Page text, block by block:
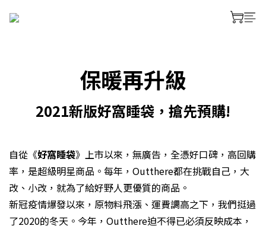
next
保暖再升級
2021新版好窩睡袋，搶先預購!
自從《好窩睡袋》上市以來，無廣告，全憑好口碑，高回購
率，是超級明星商品。每年，Outthere都在挑戰自己，大
改、小改，就為了給好野人更優質的商品。
新冠疫情爆發以來，原物料飛漲、運費調高之下，我們挺過
了2020的冬天。今年，Outthere迫不得已必須反映成本，